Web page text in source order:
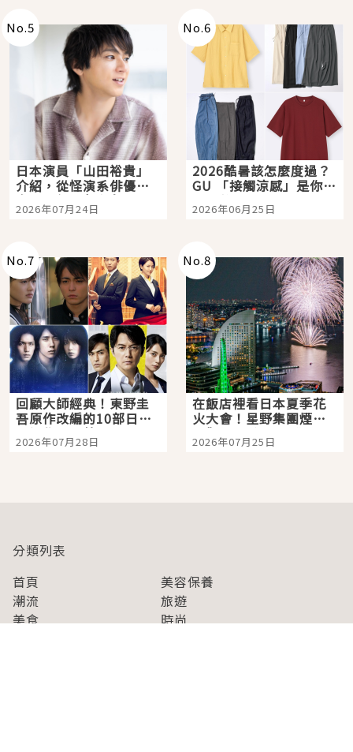
No.5
日本演員「山田裕貴」
介紹，從怪演系俳優走
向國民級日劇主角
2026年07月24日
No.6
2026酷暑該怎麼度過？
GU 「接觸涼感」是你的
夏日救星
2026年06月25日
No.7
回顧大師經典！東野圭
吾原作改編的10部日本
影視作品推薦
2026年07月28日
No.8
在飯店裡看日本夏季花
火大會！星野集團煙火
景觀飯店6選，讓你不用
人擠人悠閒欣賞
2026年07月25日
分類列表
首頁
美容保養
潮流
旅遊
美食
時尚